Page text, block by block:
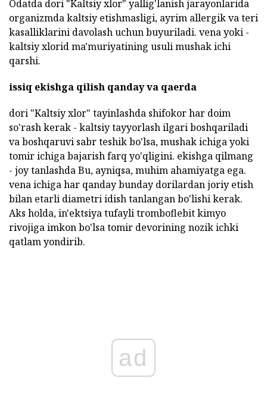
Odatda dori "Kaltsiy xlor" yallig'lanish jarayonlarida
organizmda kaltsiy etishmasligi, ayrim allergik va teri
kasalliklarini davolash uchun buyuriladi. vena yoki -
kaltsiy xlorid ma'muriyatining usuli mushak ichi
qarshi.
issiq ekishga qilish qanday va qaerda
dori "Kaltsiy xlor" tayinlashda shifokor har doim
so'rash kerak - kaltsiy tayyorlash ilgari boshqariladi
va boshqaruvi sabr teshik bo'lsa, mushak ichiga yoki
tomir ichiga bajarish farq yo'qligini. ekishga qilmang
- joy tanlashda Bu, ayniqsa, muhim ahamiyatga ega.
vena ichiga har qanday bunday dorilardan joriy etish
bilan etarli diametri idish tanlangan bo'lishi kerak.
Aks holda, in'ektsiya tufayli tromboflebit kimyo
rivojiga imkon bo'lsa tomir devorining nozik ichki
qatlam yondirib.
ad